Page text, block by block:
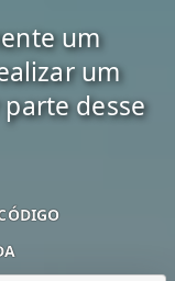
um
um
desse